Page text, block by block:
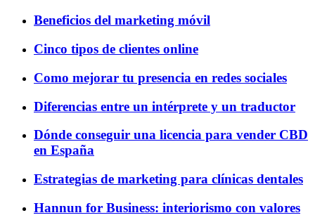
Beneficios del marketing móvil
Cinco tipos de clientes online
Como mejorar tu presencia en redes sociales
Diferencias entre un intérprete y un traductor
Dónde conseguir una licencia para vender CBD
en España
Estrategias de marketing para clínicas dentales
Hannun for Business: interiorismo con valores